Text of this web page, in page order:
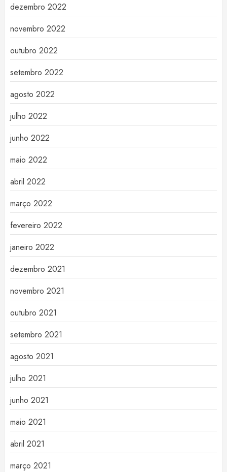
dezembro 2022
novembro 2022
outubro 2022
setembro 2022
agosto 2022
julho 2022
junho 2022
maio 2022
abril 2022
março 2022
fevereiro 2022
janeiro 2022
dezembro 2021
novembro 2021
outubro 2021
setembro 2021
agosto 2021
julho 2021
junho 2021
maio 2021
abril 2021
março 2021